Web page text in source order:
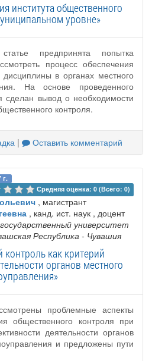
института общественного
уровне»
предпринята попытка
процесс обеспечения
дисциплины в органах местного
На основе проведенного
сделан вывод о необходимости
контроля.
| Оставить комментарий
г.
Средняя оценка: 0 (Всего: 0)
, магистрант
, канд. ист. наук , доцент
университет
Республика - Чувашия
как критерий
органов местного
проблемные аспекты
общественного контроля при
деятельности органов
и предложены пути